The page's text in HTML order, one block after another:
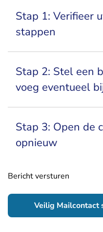
Stap 1: Verifieer
stappen
Stap 2: Stel een
voeg eventueel
Stap 3: Open de
opnieuw
Bericht versturen
Veilig Mailcontact